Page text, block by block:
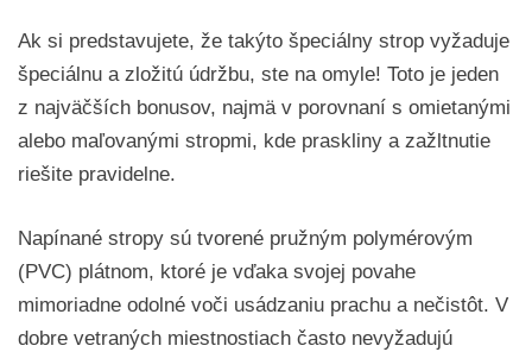
Ak si predstavujete, že takýto špeciálny strop vyžaduje
špeciálnu a zložitú údržbu, ste na omyle! Toto je jeden
z najväčších bonusov, najmä v porovnaní s omietanými
alebo maľovanými stropmi, kde praskliny a zažltnutie
riešite pravidelne.
Napínané stropy sú tvorené pružným polymérovým
(PVC) plátnom, ktoré je vďaka svojej povahe
mimoriadne odolné voči usádzaniu prachu a nečistôt. V
dobre vetraných miestnostiach často nevyžadujú